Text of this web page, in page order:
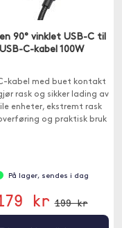
90° vinklet USB-C til
USB-C-kabel 100W
kabel med buet kontakt
rask og sikker lading av
enheter, ekstremt rask
og praktisk bruk
På lager, sendes i dag
kr 199 kr